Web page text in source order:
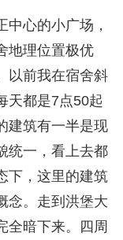
心的小广场，
地理位置极优
以前我在宿舍斜
天都是7点50起
建筑有一半是现
统一，看上去都
下，这里的建筑
念。走到洪堡大
全暗下来。四周